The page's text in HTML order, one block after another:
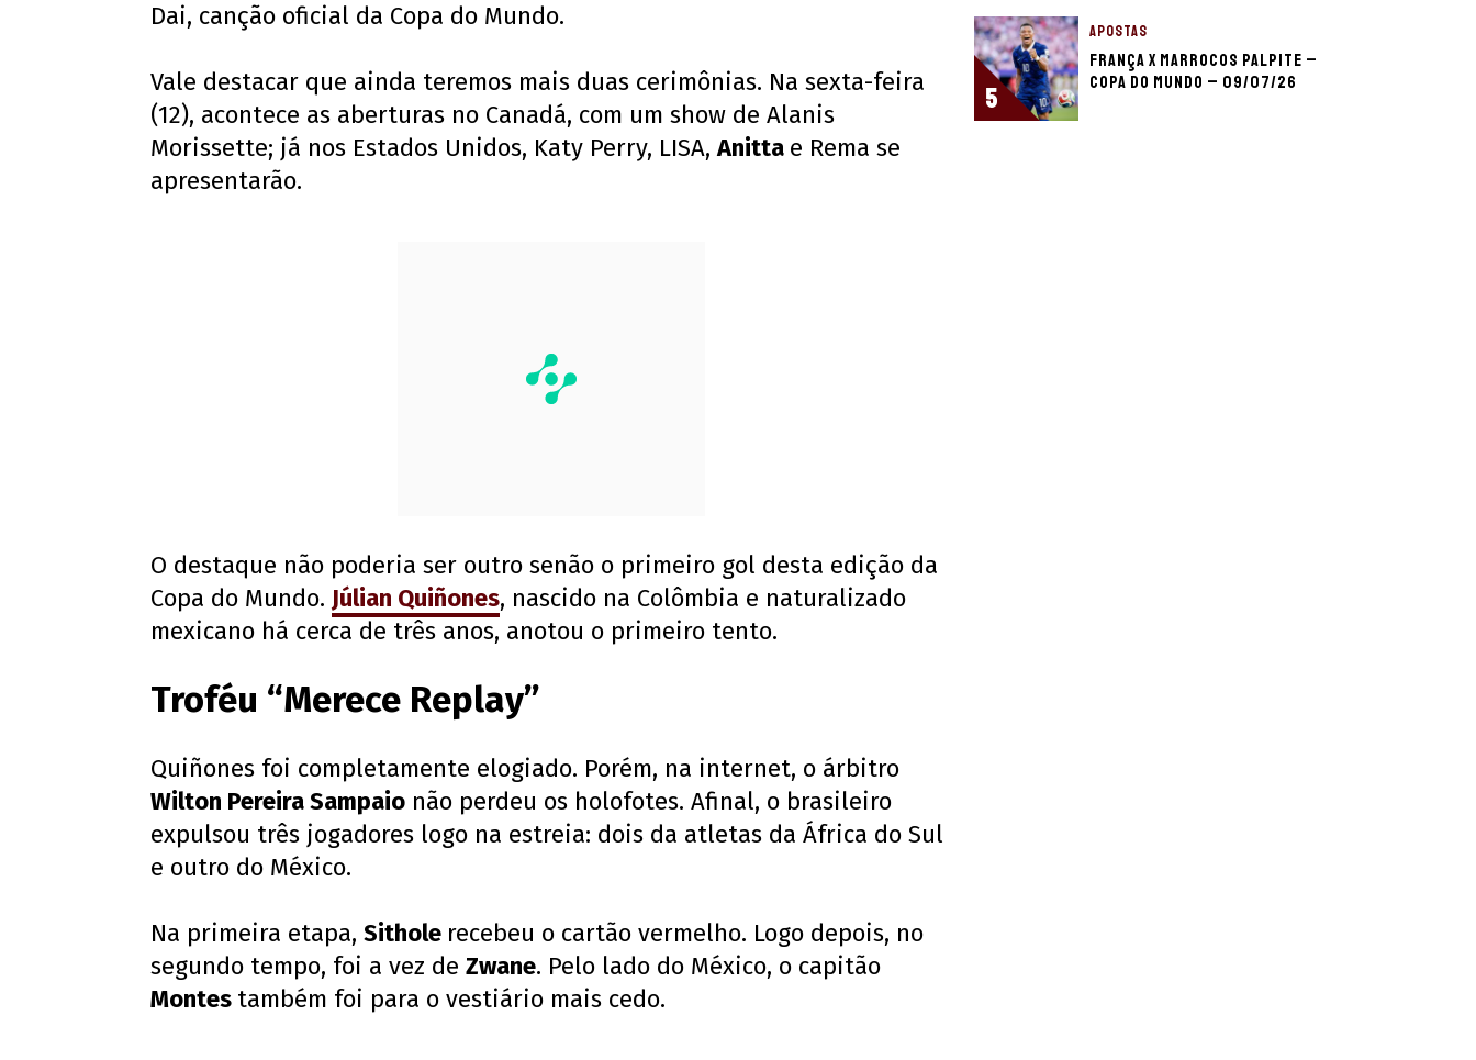
Dai, canção oficial da Copa do Mundo.
Vale destacar que ainda teremos mais duas cerimônias. Na sexta-feira
(12), acontece as aberturas no Canadá, com um show de Alanis
Morissette; já nos Estados Unidos, Katy Perry, LISA,Anitta e Rema se
apresentarão.
O destaque não poderia ser outro senão o primeiro gol desta edição da
Copa do Mundo. Júlian Quiñones, nascido na Colômbia e naturalizado
mexicano há cerca de três anos, anotou o primeiro tento.
Troféu “Merece Replay”
Quiñones foi completamente elogiado. Porém, na internet, o árbitro
Wilton Pereira Sampaio não perdeu os holofotes. Afinal, o brasileiro
expulsou três jogadores logo na estreia: dois da atletas da África do Sul
e outro do México.
Na primeira etapa, Sithole recebeu o cartão vermelho. Logo depois, no
segundo tempo, foi a vez de Zwane. Pelo lado do México, o capitão
Montes também foi para o vestiário mais cedo.
5
APOSTAS
França x Marrocos palpite –
Copa do Mundo – 09/07/26